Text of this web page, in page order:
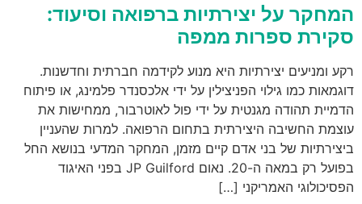
המחקר על יצירתיות ברפואה וסיעוד:
סקירת ספרות ממפה
רקע ומניעים יצירתיות היא מנוע לקידמה חברתית וחדשנות.
דוגמאות כמו גילוי הפניצילין על ידי אלכסנדר פלמינג, או פיתוח
הדמיית תהודה מגנטית על ידי פול לאוטרבור, ממחישות את
עוצמת החשיבה היצירתית בתחום הרפואה. למרות שהעניין
ביצירתיות של בני אדם קיים מזמן, המחקר המדעי בנושא החל
בפועל רק במאה ה-20. נאום JP Guilford בפני האיגוד
הפסיכולוגי האמריקני […]